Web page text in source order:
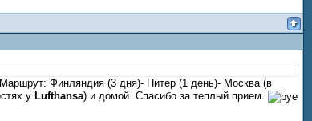
Финляндия (3 дня)- Питер (1 день)- Москва (в
у Lufthansa) и домой. Спасибо за теплый прием.